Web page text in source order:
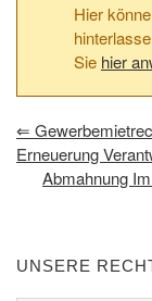
Hier
Sie hier
⇐
Erneuerung
Abmahnung
UNSERE